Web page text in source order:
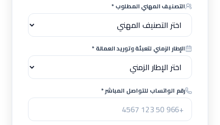
التصنيف المهني المطلوب *
الإطار الزمني لتعبئة وتوريد العمالة *
رقم الواتساب للتواصل المباشر *